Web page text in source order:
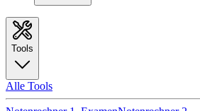
Tools
Alle Tools